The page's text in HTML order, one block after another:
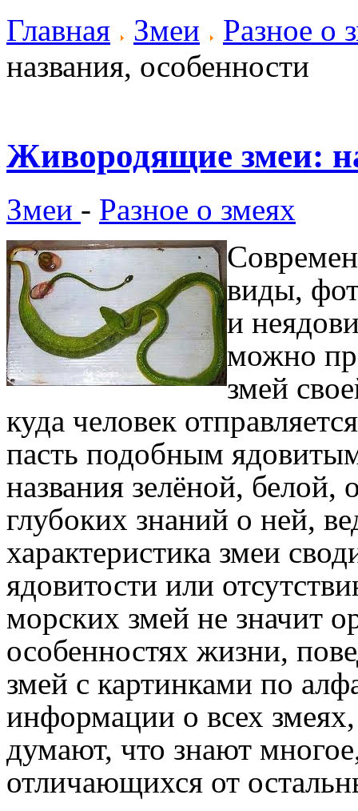
Главная
Змеи
Разное о
названия, особенности
Живородящие змеи:
Змеи - Разное о змеях
виды,
и
можно
змей
куда человек
пасть подобным
названия зелёной,
глубоких знаний о ней,
характеристика змеи
ядовитости или
морских змей не значит
особенностях жизни,
змей с картинками по
информации о всех
думают, что знают
отличающихся от